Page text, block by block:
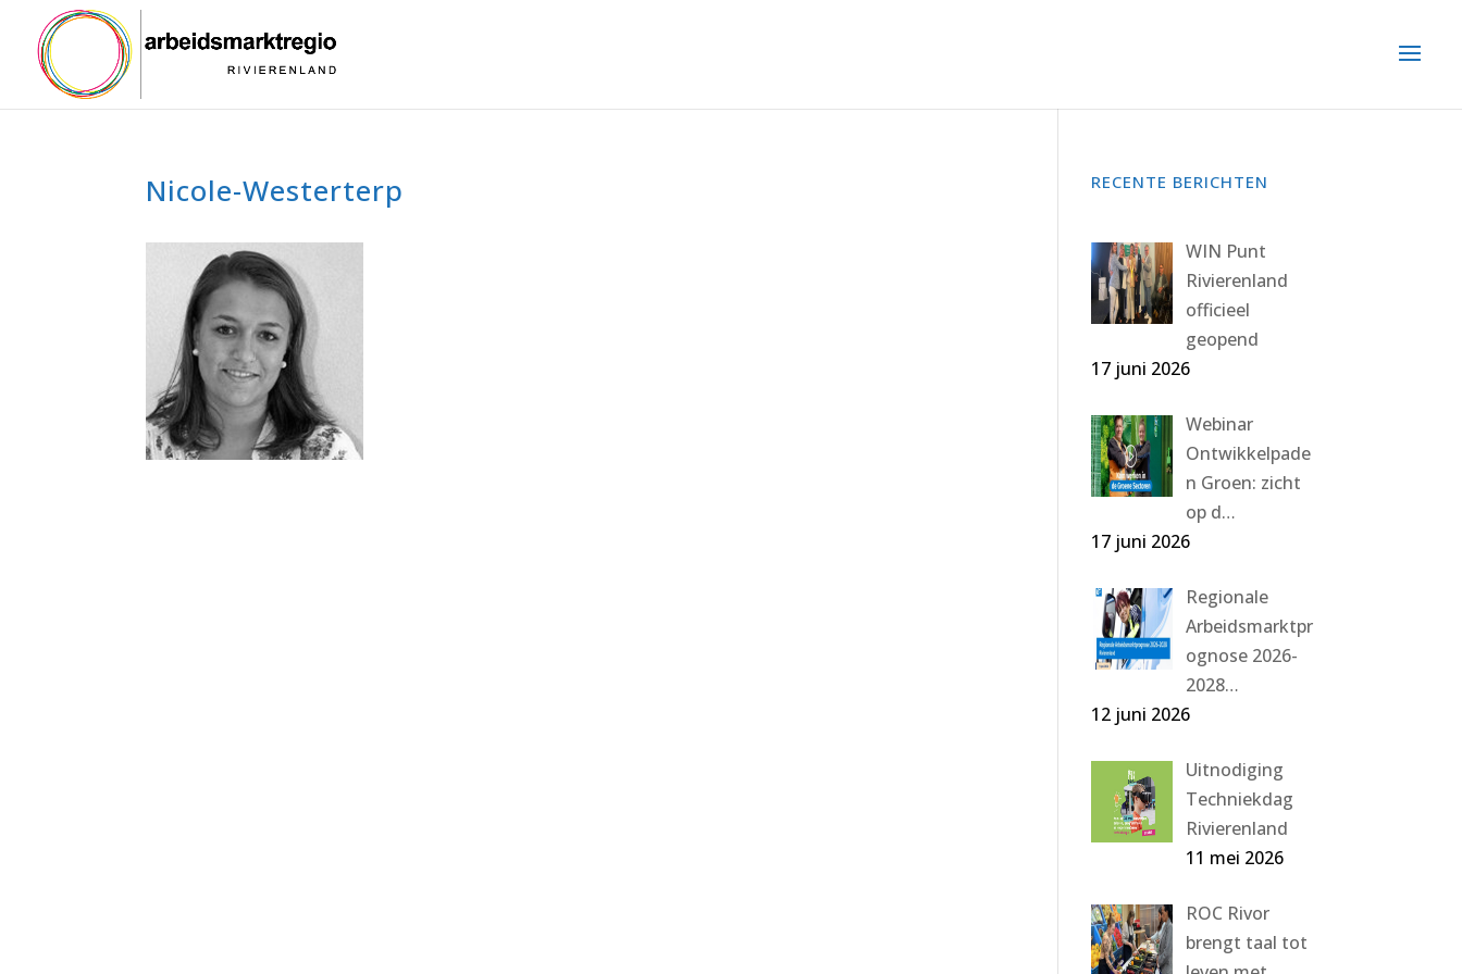
Nicole-Westerterp RECENTE BERICHTEN
WIN Punt
Rivierenland
officieel
geopend
17 juni 2026
Webinar
Ontwikkelpade
n Groen: zicht
op d…
17 juni 2026
Regionale
Arbeidsmarktpr
ognose 2026-
2028…
12 juni 2026
Uitnodiging
Techniekdag
Rivierenland
11 mei 2026
ROC Rivor
brengt taal tot